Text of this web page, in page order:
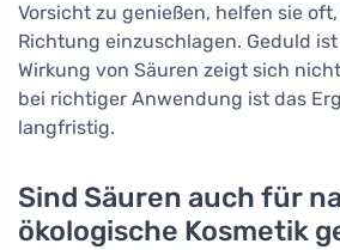
Vorsicht zu genießen, helfen sie
Richtung einzuschlagen. Geduld
Wirkung von Säuren zeigt sich
bei richtiger Anwendung ist das
langfristig.
Sind Säuren auch für
ökologische Kosmetik